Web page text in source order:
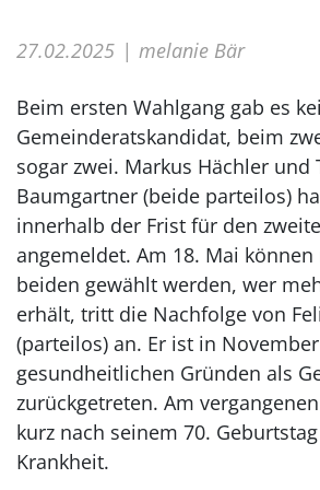
27.02.2025 melanie Bär
Beim ersten Wahlgang gab es
Gemeinderatskandidat, beim
sogar zwei. Markus Hächler und
Baumgartner (beide parteilos)
innerhalb der Frist für den
angemeldet. Am 18. Mai
beiden gewählt werden, wer
erhält, tritt die Nachfolge von
(parteilos) an. Er ist in
gesundheitlichen Gründen als
zurückgetreten. Am
kurz nach seinem 70.
Krankheit.